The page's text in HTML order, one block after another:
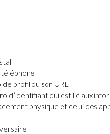
profil ou son URL
d’identifiant qui est lié aux
physique et celui des